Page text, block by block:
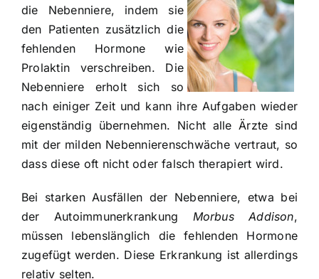
die Nebenniere, indem sie
den Patienten zusätzlich die
fehlenden Hormone wie
Prolaktin verschreiben. Die
Nebenniere erholt sich so
nach einiger Zeit und kann ihre Aufgaben wieder
eigenständig übernehmen. Nicht alle Ärzte sind
mit der milden Nebennierenschwäche vertraut, so
dass diese oft nicht oder falsch therapiert wird.
Bei starken Ausfällen der Nebenniere, etwa bei
der Autoimmunerkrankung Morbus Addison,
müssen lebenslänglich die fehlenden Hormone
zugefügt werden. Diese Erkrankung ist allerdings
relativ selten.